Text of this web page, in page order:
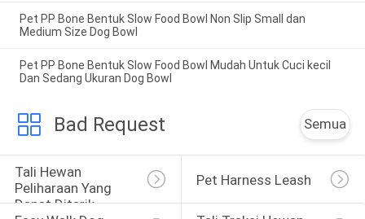
Pet PP Bone Bentuk Slow Food Bowl Non Slip Small dan
Medium Size Dog Bowl
Pet PP Bone Bentuk Slow Food Bowl Mudah Untuk Cuci kecil
Dan Sedang Ukuran Dog Bowl
Bad Request Semua
Tali Hewan
Peliharaan Yang
Dapat Ditarik
Pet Harness Leash